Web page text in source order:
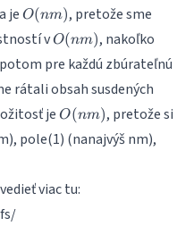
je O(nm)
O(nm), pretože sme
vO(nm)
O(nm), nakoľko
pre každú zbúrateľnú
rátali obsah susdených
jeO(nm)
O(nm), pretože si
pole(1) (nanajvýš nm),
viac tu: